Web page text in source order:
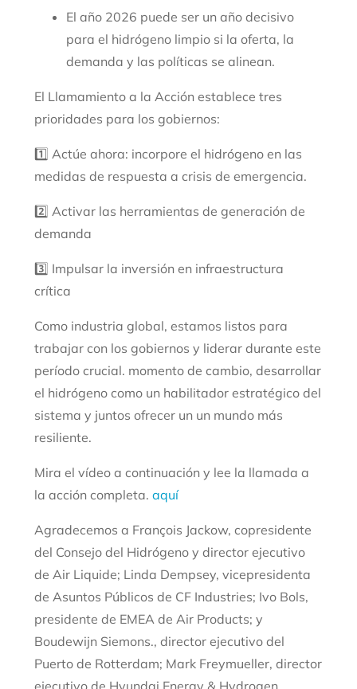
El año 2026 puede ser un año decisivo
para el hidrógeno limpio si la oferta, la
demanda y las políticas se alinean.
El Llamamiento a la Acción establece tres
prioridades para los gobiernos:
1️ Actúe ahora: incorpore el hidrógeno en las
medidas de respuesta a crisis de emergencia.
2️ Activar las herramientas de generación de
demanda
3️ Impulsar la inversión en infraestructura
crítica
Como industria global, estamos listos para
trabajar con los gobiernos y liderar durante este
período crucial. momento de cambio, desarrollar
el hidrógeno como un habilitador estratégico del
sistema y juntos ofrecer un un mundo más
resiliente.
Mira el vídeo a continuación y lee la llamada a
la acción completa. aquí
Agradecemos a François Jackow, copresidente
del Consejo del Hidrógeno y director ejecutivo
de Air Liquide; Linda Dempsey, vicepresidenta
de Asuntos Públicos de CF Industries; Ivo Bols,
presidente de EMEA de Air Products; y
Boudewijn Siemons., director ejecutivo del
Puerto de Rotterdam; Mark Freymueller, director
ejecutivo de Hyundai Energy & Hydrogen